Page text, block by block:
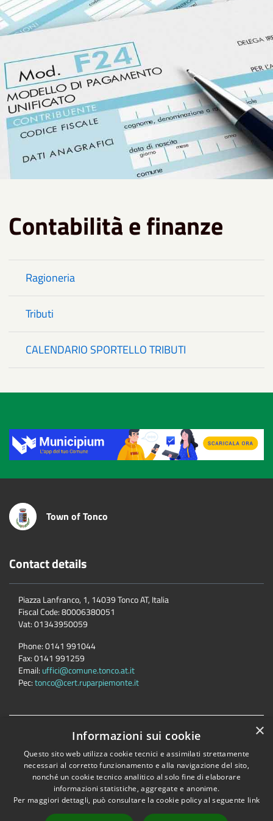
Contabilità e finanze
Ragioneria
Tributi
CALENDARIO SPORTELLO TRIBUTI
Title
Town of Tonco
Contact details
Piazza Lanfranco, 1, 14039 Tonco AT, Italia
Fiscal Code:80006380051
Vat:01343950059
Phone:0141 991044
Fax:0141 991259
Email: uffici@comune.tonco.at.it
Pec:tonco@cert.ruparpiemonte.it
Accessibility Privacy Cookie
Sitemap
Comune convenzionatoAstigov
Progetto|Convenzione|Adesioni
×
Informazioni sui cookie
Questo sito web utilizza cookie tecnici e assimilati strettamente
necessari al corretto funzionamento e alla navigazione del sito,
nonché un cookie tecnico analitico al solo fine di elaborare
informazioni statistiche, aggregate e anonime.
Per maggiori dettagli, può consultare la cookie policy al seguente link